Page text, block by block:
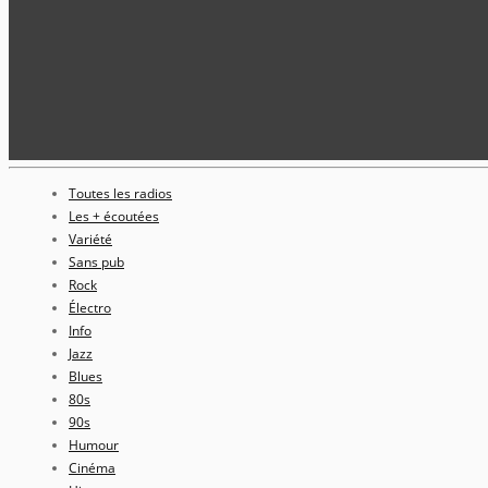
Toutes les radios
Les + écoutées
Variété
Sans pub
Rock
Électro
Info
Jazz
Blues
80s
90s
Humour
Cinéma